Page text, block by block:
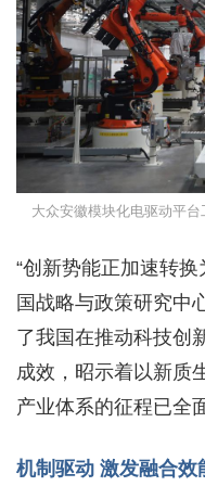
大众安徽模块化电驱动平
“创新势能正加速转
国战略与政策研究中
了我国在推动科技创
成效，昭示着以新质
产业体系的征程已全
机制驱动 激发融合效